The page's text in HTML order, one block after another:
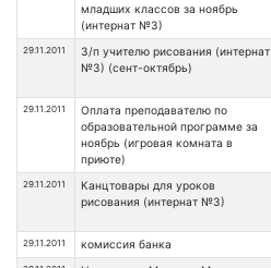
младших классов за ноябрь
(интернат №3)
29.11.2011
З/п учителю рисования (интернат
№3) (сент-октябрь)
29.11.2011
Оплата преподавателю по
образовательной программе за
ноябрь (игровая комната в
приюте)
29.11.2011
Канцтовары для уроков
рисования (интернат №3)
29.11.2011 комиссия банка